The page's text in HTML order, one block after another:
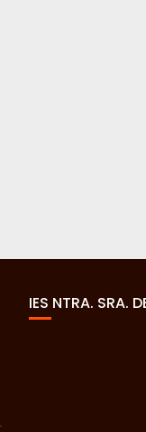
IES NTRA. SRA.